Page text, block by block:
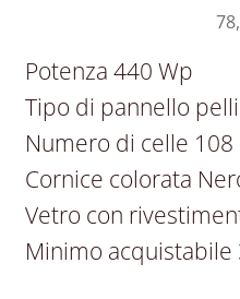
Potenza 440 Wp
Tipo di pannello
Numero di celle 108
Cornice colorata
Vetro con
Minimo acquistabile